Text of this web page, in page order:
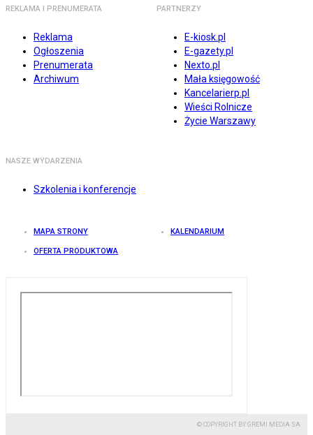
REKLAMA I PRENUMERATA
Reklama
Ogłoszenia
Prenumerata
Archiwum
PARTNERZY
E-kiosk.pl
E-gazety.pl
Nexto.pl
Mała księgowość
Kancelarierp.pl
Wieści Rolnicze
Życie Warszawy
NASZE WYDARZENIA
Szkolenia i konferencje
MAPA STRONY KALENDARIUM
OFERTA PRODUKTOWA
© COPYRIGHT BY GREMI MEDIA SA